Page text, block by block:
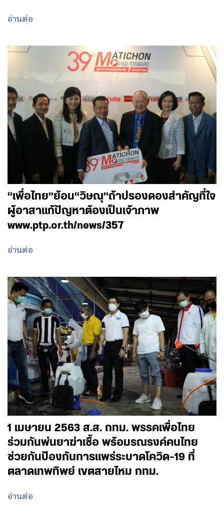
อ่านต่อ
“เพื่อไทย”ย้อน“วิษณุ”ถ้าปรองดองสำคัญที่ใจ
ผู้อาสาแก้ปัญหาต้องเป็นเจ้าภาพ
www.ptp.or.th/news/357
อ่านต่อ
1 เมษายน 2563 ส.ส. กทม. พรรคเพื่อไทย
ร่วมกันพ่นยาฆ่าเชื้อ พร้อมรณรงค์คนไทย
ช่วยกันป้องกันการแพร่ระบาดโควิด-19 ที่
ตลาดเทพทิพย์ เขตสายไหม กทม.
อ่านต่อ